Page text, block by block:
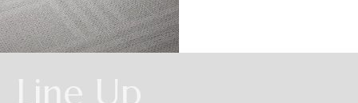
ますのでご注意ください。
また、ご使用される壁面や天井へのリピートサイズの調整をご希望の場合
は、お問い合わせください。
| 4.施工費について |
一般ビニル壁紙と比較して加工難易度が冨いため、施工費が割増しになる場
それぞれ壁紙との組み合わせで使用できる代表的な下地基材は以下のものに
なります。
Line Up